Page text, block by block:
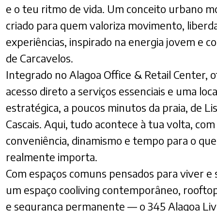
e o teu ritmo de vida. Um conceito urbano
criado para quem valoriza movimento,
experiências, inspirado na energia jovem e
de Carcavelos.
Integrado no Alagoa Office & Retail Center,
acesso direto a serviços essenciais e uma
estratégica, a poucos minutos da praia, de
Cascais. Aqui, tudo acontece à tua volta, com
conveniência, dinamismo e tempo para o que
realmente importa.
Com espaços comuns pensados para viver
um espaço cooliving contemporâneo,
e segurança permanente — o 345 Alagoa